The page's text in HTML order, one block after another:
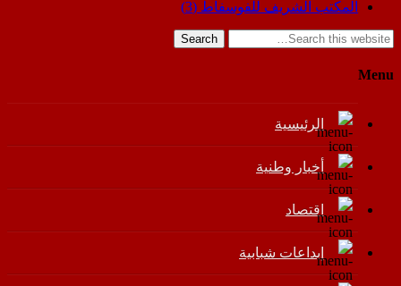
المكتب الشريف للفوسفاط (3)
Search
Menu
الرئيسية
أخبار وطنية
اقتصاد
إبداعات شبابية